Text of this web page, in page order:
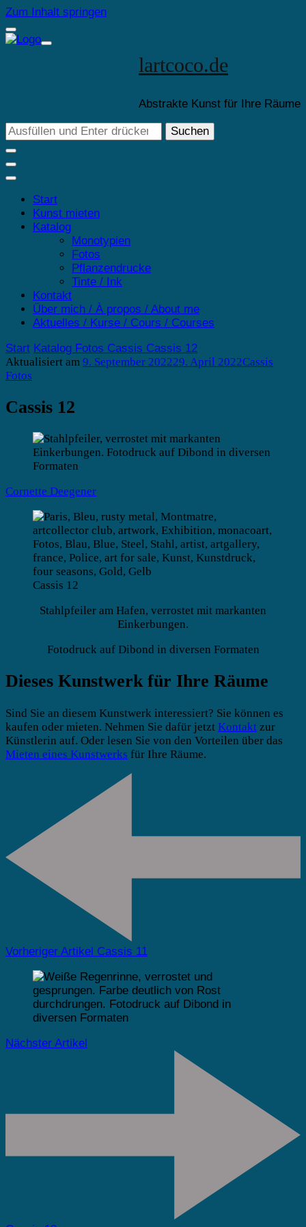
Zum Inhalt springen
lartcoco.de
Abstrakte Kunst für Ihre Räume
Suchst
du
nach
etwas?
Start
Kunst mieten
Katalog
Monotypien
Fotos
Pflanzendrucke
Tinte / Ink
Kontakt
Über mich / À propos / About me
Aktuelles / Kurse / Cours / Courses
Start Katalog Fotos Cassis Cassis 12
Aktualisiert am 9. September 202229. April 2022Cassis
Fotos
Cassis 12
Cornette Deegener
Cassis 12
Stahlpfeiler am Hafen, verrostet mit markanten
Einkerbungen.
Fotodruck auf Dibond in diversen Formaten
Dieses Kunstwerk für Ihre Räume
Sind Sie an diesem Kunstwerk interessiert? Sie können es
kaufen oder mieten. Nehmen Sie dafür jetzt Kontakt zur
Künstlerin auf. Oder lesen Sie von den Vorteilen über das
Mieten eines Kunstwerks für Ihre Räume.
Vorheriger Artikel Cassis 11
Nächster Artikel